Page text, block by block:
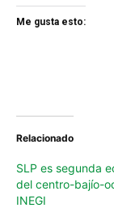
Me gusta esto:
Relacionado
SLP es segunda
del centro-bajío-
INEGI